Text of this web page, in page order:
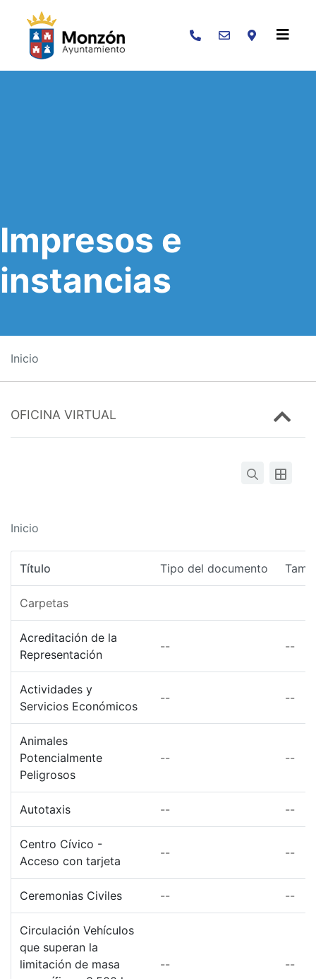
Buscar
Impresos e
instancias
Inicio
OFICINA VIRTUAL
Inicio
Título Tipo del documento
Carpetas
Acreditación de la
Representación
-- --
Actividades y
Servicios Económicos
-- --
Animales
Potencialmente
Peligrosos
-- --
Autotaxis -- --
Centro Cívico -
Acceso con tarjeta
-- --
Ceremonias Civiles -- --
Circulación Vehículos
que superan la
limitación de masa
-- --